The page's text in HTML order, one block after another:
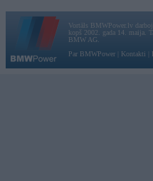
Vortāls BMWPower.lv
kopš 2002. gada 14. maija.
BMW AG.
Par BMWPower
Kontakti